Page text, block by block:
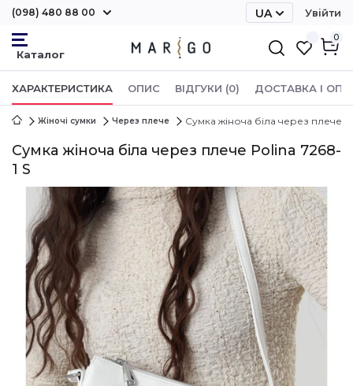
(098) 480 88 00
UA
Увійти
0
ХАРАКТЕРИСТИКА ОПИС ВІДГУКИ (0) ДОСТАВКА І
Жіночі сумки Через плече Сумка жіноча біла через плече
Сумка жіноча біла через плече Polina 7268-
1 S